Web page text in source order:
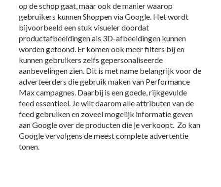
op de schop gaat, maar ook de manier waarop
gebruikers kunnen Shoppen via Google. Het wordt
bijvoorbeeld een stuk visueler doordat
productafbeeldingen als 3D-afbeeldingen kunnen
worden getoond. Er komen ook meer filters bij en
kunnen gebruikers zelfs gepersonaliseerde
aanbevelingen zien. Dit is met name belangrijk voor de
adverteerders die gebruik maken van Performance
Max campagnes. Daarbij is een goede, rijkgevulde
feed essentieel. Je wilt daarom alle attributen van de
feed gebruiken en zoveel mogelijk informatie geven
aan Google over de producten die je verkoopt. Zo kan
Google vervolgens de meest complete advertentie
tonen.